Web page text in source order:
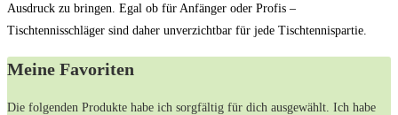
Ausdruck zu bringen. Egal ob für Anfänger oder Profis –
Tischtennisschläger sind daher unverzichtbar für jede Tischtennispartie.
Meine Favoriten
Die folgenden Produkte habe ich sorgfältig für dich ausgewählt. Ich habe